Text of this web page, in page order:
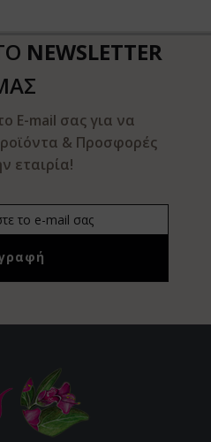
NEWSLETTER
E-mail σας για να
& Προσφορές
εταιρία!